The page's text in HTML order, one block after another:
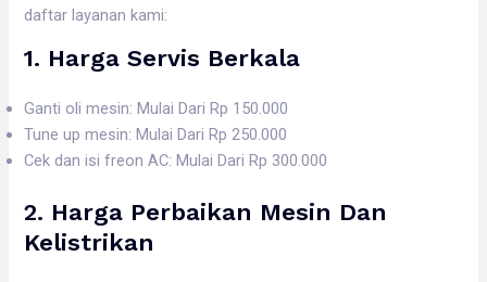
daftar layanan kami:
1. HargaServis Berkala
Ganti oli mesin: Mulai Dari Rp 150.000
Tune up mesin: Mulai Dari Rp 250.000
Cek dan isi freon AC: Mulai Dari Rp 300.000
2. Harga Perbaikan Mesin Dan
Kelistrikan